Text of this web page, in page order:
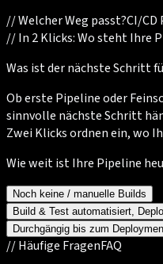
//Welcher Weg passt?CI/CD
//In 2 Klicks: Wo steht Ihre
Was ist der nächste Schritt
Ob erste Pipeline oder
sinnvolle nächste Schritt
Zwei Klicks ordnen ein, wo
Wie weit ist Ihre Pipeline
Noch keine / manuelle Builds
Build & Test automatisiert,
Durchgängig bis zum
//Häufige FragenFAQ